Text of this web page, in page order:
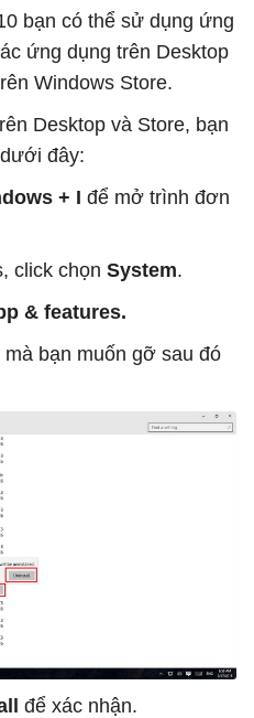
bạn có thể sử dụng ứng
ứng dụng trên Desktop
Windows Store.
Desktop và Store, bạn
đây:
+ I để mở trình đơn
click chọn System.
& features.
bạn muốn gỡ sau đó
để xác nhận.